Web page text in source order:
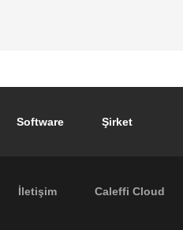
Software Şirket
navigation
İletişim Caleffi Cloud